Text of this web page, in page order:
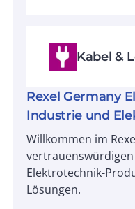
Kabel &
Rexel Germany
Industrie und
Willkommen im
Elektrotechnik-
Lösungen.